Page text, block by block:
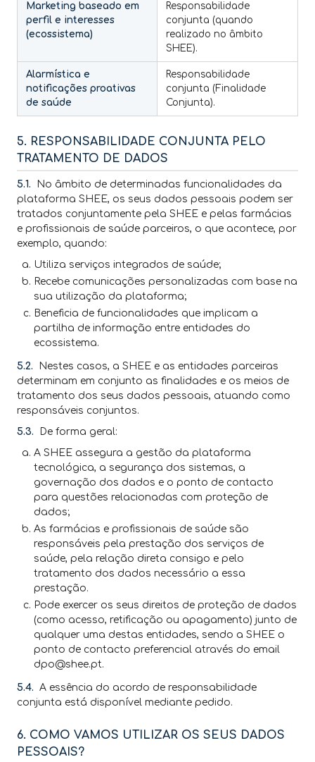
Marketing baseado em
perfil e interesses
(ecossistema)
Responsabilidade
conjunta (quando
realizado no âmbito
SHEE).
Alarmística e
notificações proativas
de saúde
Responsabilidade
conjunta (Finalidade
Conjunta).
5. RESPONSABILIDADE CONJUNTA PELO
TRATAMENTO DE DADOS
5.1.
No âmbito de determinadas funcionalidades da
plataforma SHEE, os seus dados pessoais podem ser
tratados conjuntamente pela SHEE e pelas farmácias
e profissionais de saúde parceiros, o que acontece, por
exemplo, quando:
Utiliza serviços integrados de saúde;
Recebe comunicações personalizadas com base na
sua utilização da plataforma;
Beneficia de funcionalidades que implicam a
partilha de informação entre entidades do
ecossistema.
5.2.
Nestes casos, a SHEE e as entidades parceiras
determinam em conjunto as finalidades e os meios de
tratamento dos seus dados pessoais, atuando como
responsáveis conjuntos.
5.3.
De forma geral:
A SHEE assegura a gestão da plataforma
tecnológica, a segurança dos sistemas, a
governação dos dados e o ponto de contacto
para questões relacionadas com proteção de
dados;
As farmácias e profissionais de saúde são
responsáveis pela prestação dos serviços de
saúde, pela relação direta consigo e pelo
tratamento dos dados necessário a essa
prestação.
Pode exercer os seus direitos de proteção de dados
(como acesso, retificação ou apagamento) junto de
qualquer uma destas entidades, sendo a SHEE o
ponto de contacto preferencial através do email
dpo@shee.pt.
5.4. A essência do acordo de responsabilidade
conjunta está disponível mediante pedido.
6. COMO VAMOS UTILIZAR OS SEUS DADOS
PESSOAIS?